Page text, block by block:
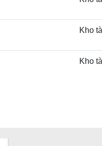
Kho
Kho